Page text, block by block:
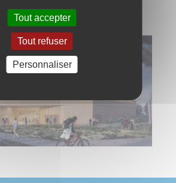
Tout accepter
Tout refuser
Personnaliser